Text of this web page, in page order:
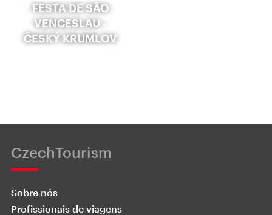
FESTA DE SÃO
VENCESLAU -
ČESKÝ KRUMLOV
CzechTourism
Sobre nós
Profissionais de viagens